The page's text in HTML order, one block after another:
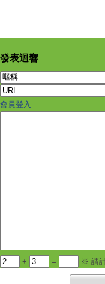
發表迴響
會員登入
+ = ※ 請